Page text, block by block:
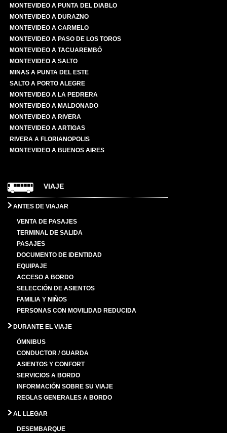
MONTEVIDEO A PUNTA DEL DIABLO
MONTEVIDEO A DURAZNO
MONTEVIDEO A CARMELO
MONTEVIDEO A PASO DE LOS TOROS
MONTEVIDEO A TACUAREMBÓ
MONTEVIDEO A SALTO
MINAS A PUNTA DEL ESTE
SALTO A PORTO ALEGRE
MONTEVIDEO A LA PEDRERA
MONTEVIDEO A MALDONADO
MONTEVIDEO A RIVERA
MONTEVIDEO A ARTIGAS
RIVERA A FLORIANOPOLIS
MONTEVIDEO A BUENOS AIRES
VIAJE
ANTES DE VIAJAR
VENTA DE PASAJES
TERMINAL DE SALIDA
PASAJES
DOCUMENTO DE IDENTIDAD
EQUIPAJE
ACCESO A BORDO
SELECCIÓN DE ASIENTOS
FAMILIA Y NIÑOS
PERSONAS CON MOVILIDAD REDUCIDA
DURANTE EL VIAJE
ÓMNIBUS
CONDUCTOR / GUARDA
ASIENTOS Y CONFORT
SERVICIOS A BORDO
INFORMACIÓN SOBRE SU VIAJE
REGLAS GENERALES A BORDO
AL LLEGAR
DESEMBARQUE